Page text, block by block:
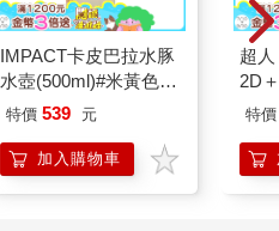
IMPACT卡皮巴拉水豚
水壺(500ml)#米黃色
IM00B18YL
特價 539 元
加入購物車
超
2D
盒
特價